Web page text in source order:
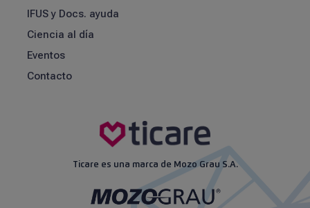
IFUS y Docs. ayuda
Ciencia al día
Eventos
Contacto
Ticare es una marca de Mozo Grau S.A.